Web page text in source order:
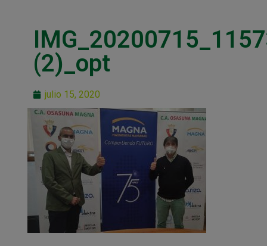
(2)_opt
julio 15, 2020